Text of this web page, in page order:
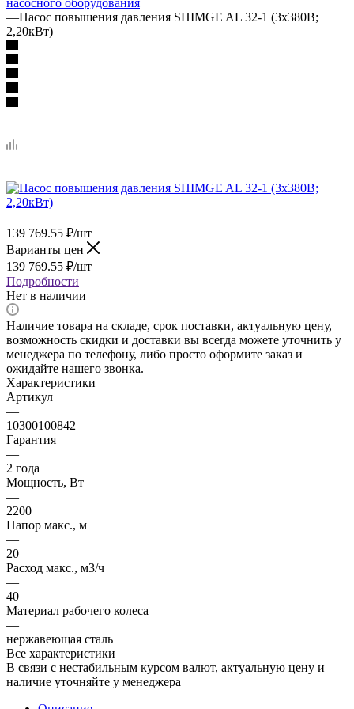
—Насос повышения давления SHIMGE AL 32-1 (3х380В;
2,20кВт)
139 769.55 ₽/шт
Варианты цен
139 769.55 ₽/шт
Подробности
Нет в наличии
Наличие товара на складе, срок поставки, актуальную цену,
возможность скидки и доставки вы всегда можете уточнить у
менеджера по телефону, либо просто оформите заказ и
ожидайте нашего звонка.
Характеристики
Артикул
—
10300100842
Гарантия
—
2 года
Мощность, Вт
—
2200
Напор макс., м
—
20
Расход макс., м3/ч
—
40
Материал рабочего колеса
—
нержавеющая сталь
Все характеристики
В связи с нестабильным курсом валют, актуальную цену и
наличие уточняйте у менеджера